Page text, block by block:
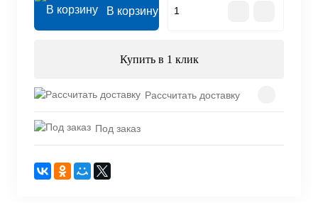
В корзину
Купить в 1 клик
Рассчитать доставку
Под заказ